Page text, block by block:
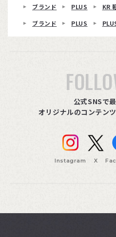
ブランド
PLUS
KR
ブランド
PLUS
公式SNSで
オリジナルのコンテン
Instagram X